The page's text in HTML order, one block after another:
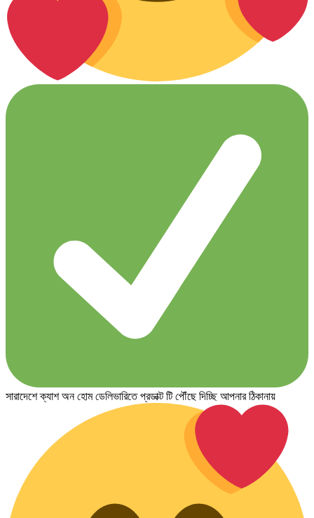
সারাদেশে ক্যাশ অন হোম ডেলিভারিতে প্রডাক্ট টি পৌঁছে দিচ্ছি আপনার ঠিকানায়